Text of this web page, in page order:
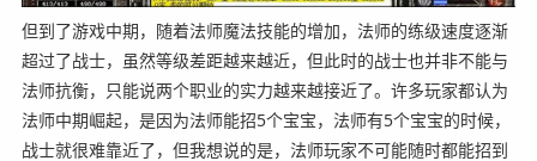
但到了游戏中期，随着法师魔法技能的增加，法师的练级速度逐渐
超过了战士，虽然等级差距越来越近，但此时的战士也并非不能与
法师抗衡，只能说两个职业的实力越来越接近了。许多玩家都认为
法师中期崛起，是因为法师能招5个宝宝，法师有5个宝宝的时候，
战士就很难靠近了，但我想说的是，法师玩家不可能随时都能招到